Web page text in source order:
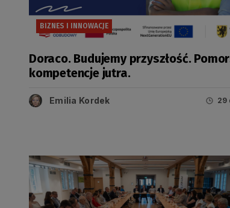
BIZNES I INNOWACJE
Doraco. Budujemy przyszłość.
kompetencje jutra.
Emilia Kordek 29